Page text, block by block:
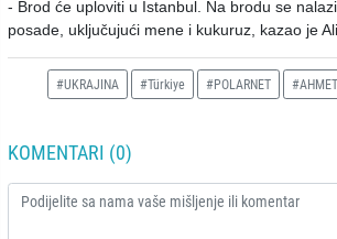
- Brod će uploviti u Istanbul. Na brodu se
posade, uključujući mene i kukuruz, kazao je
#UKRAJINA #Türkiye #POLARNET
KOMENTARI (0)